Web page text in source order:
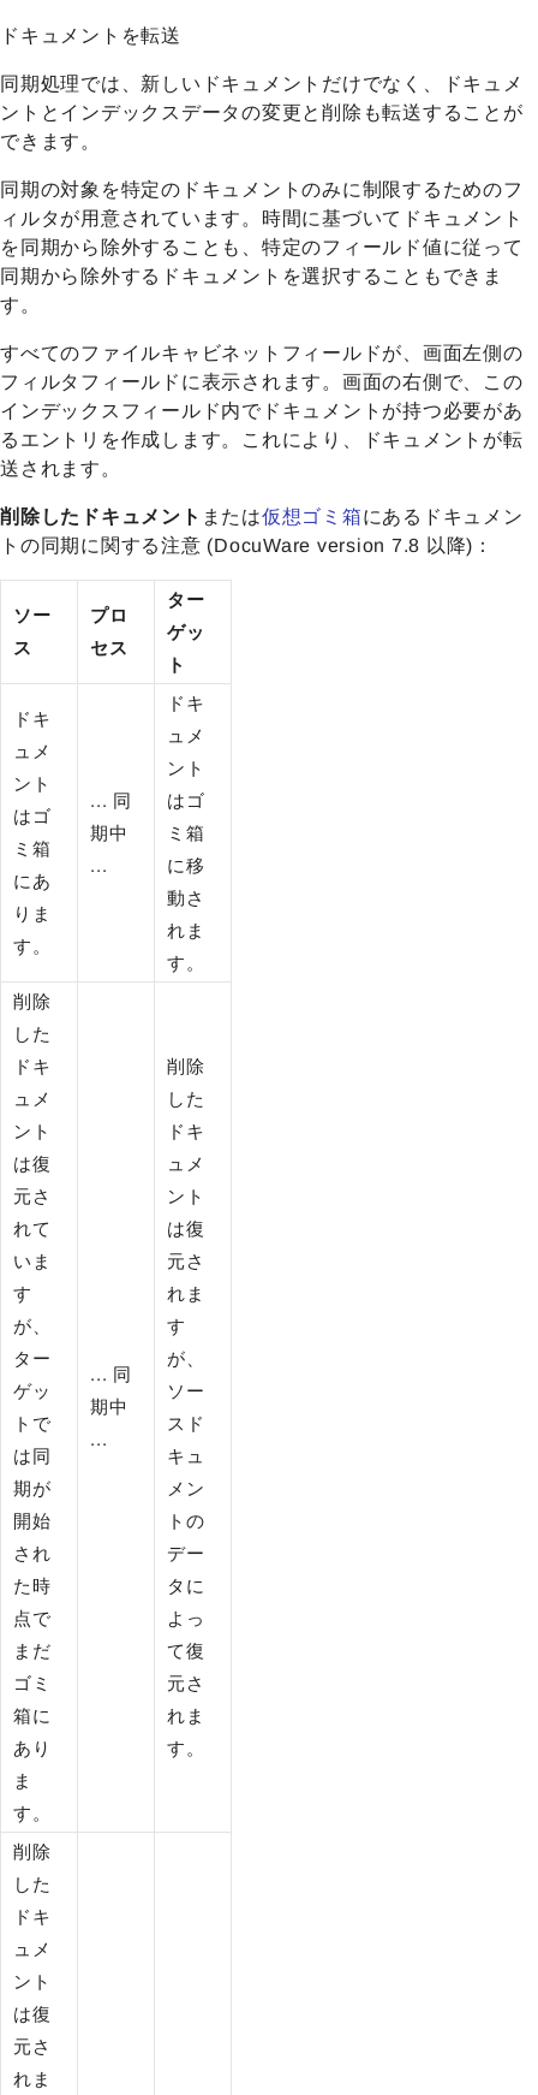
ドキュメントを転送
同期処理では、新しいドキュメントだけでなく、ドキュメ
ントとインデックスデータの変更と削除も転送することが
できます。
同期の対象を特定のドキュメントのみに制限するためのフ
ィルタが用意されています。時間に基づいてドキュメント
を同期から除外することも、特定のフィールド値に従って
同期から除外するドキュメントを選択することもできま
す。
すべてのファイルキャビネットフィールドが、画面左側の
フィルタフィールドに表示されます。画面の右側で、この
インデックスフィールド内でドキュメントが持つ必要があ
るエントリを作成します。これにより、ドキュメントが転
送されます。
削除したドキュメント または仮想ゴミ箱にあるドキュメン
トの同期に関する注意 (DocuWare version 7.8 以降)：
ソー
ス
プロ
セス
ター
ゲッ
ト
ドキ
ュメ
ント
はゴ
ミ箱
にあ
りま
す。
... 同
期中
...
ドキ
ュメ
ント
はゴ
ミ箱
に移
動さ
れま
す。
削除
した
ドキ
ュメ
ント
は復
元さ
れて
いま
す
が、
ター
ゲッ
トで
は同
期が
開始
され
た時
点で
まだ
ゴミ
箱に
あり
ま
す。
... 同
期中
...
削除
した
ドキ
ュメ
ント
は復
元さ
れま
す
が、
ソー
スド
キュ
メン
トの
デー
タに
よっ
て復
元さ
れま
す。
削除
した
ドキ
ュメ
ント
は復
元さ
れま